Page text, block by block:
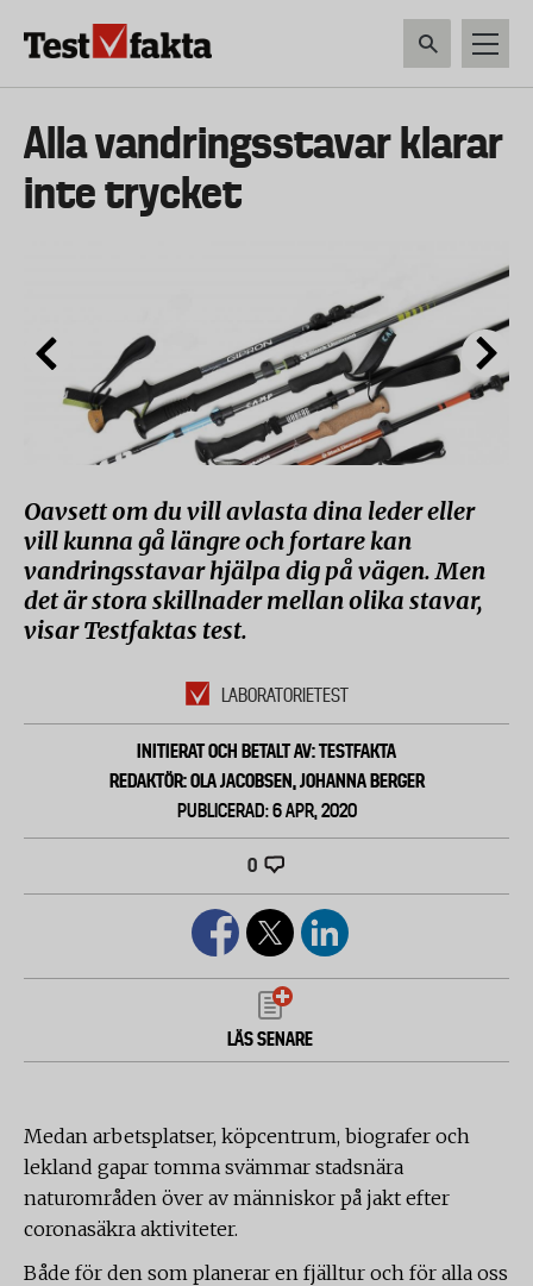
Huvudmeny
ny
Alla vandringsstavar klarar
inte trycket
Oavsett om du vill avlasta dina leder eller
vill kunna gå längre och fortare kan
vandringsstavar hjälpa dig på vägen. Men
det är stora skillnader mellan olika stavar,
visar Testfaktas test.
LABORATORIETEST
INITIERAT OCH BETALT AV: TESTFAKTA
REDAKTÖR: OLA JACOBSEN, JOHANNA BERGER
PUBLICERAD: 6 APR, 2020
0
LÄS SENARE
Medan arbetsplatser, köpcentrum, biografer och
lekland gapar tomma svämmar stadsnära
naturområden över av människor på jakt efter
coronasäkra aktiviteter.
Både för den som planerar en fjälltur och för alla oss